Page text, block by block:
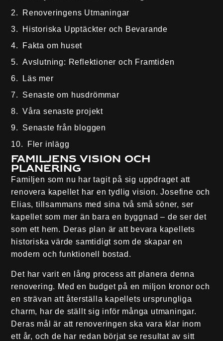
Renoveringens Utmaningar
Historiska Upptäckter och Bevarande
Fakta om huset
Avslutning: Reflektioner och Framtiden
Läs mer
Senaste om husdrömmar
Våra senaste projekt
Senaste från bloggen
Fler inlägg
Familjens Vision och
Planering
Familjen som nu har tagit på sig uppdraget att
renovera kapellet har en tydlig vision. Josefine och
Elias, tillsammans med sina två små söner, ser
kapellet som mer än bara en byggnad – de ser det
som ett hem. Deras plan är att bevara kapellets
historiska värde samtidigt som de skapar en
modern och funktionell bostad.
Det har varit en lång process att planera denna
renovering. Med en budget på en miljon kronor och
en strävan att återställa kapellets ursprungliga
charm, har de ställt sig inför många utmaningar.
Deras mål är att renoveringen ska vara klar inom
ett år, och de har redan börjat se resultat av sitt